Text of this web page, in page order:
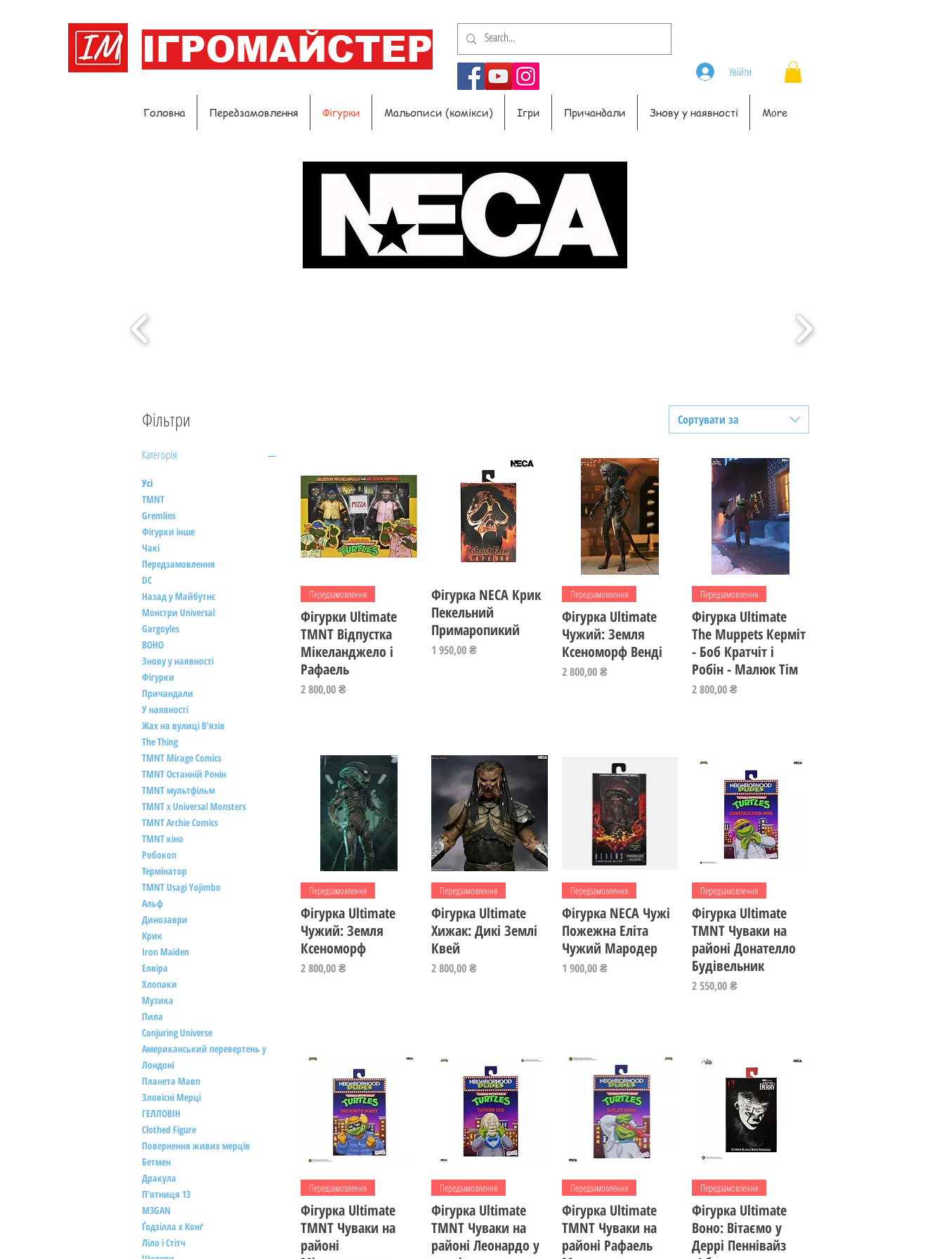
ІГРОМАЙСТЕР
Увійти
Головна Передзамовлення Фігурки Мальописи (комікси) Ігри Причандали Знову у наявності More
Фільтри
Категорія
Усі
TMNT
Gremlins
Фігурки інше
Чакі
Передзамовлення
DC
Назад у Майбутнє
Монстри Universal
Gargoyles
ВОНО
Знову у наявності
Фігурки
Причандали
У наявності
Жах на вулиці В'язів
The Thing
TMNT Mirage Comics
TMNT Останній Ронін
TMNT мультфільм
TMNT x Universal Monsters
TMNT Archie Comics
TMNT кіно
Робокоп
Термінатор
TMNT Usagi Yojimbo
Альф
Динозаври
Крик
Iron Maiden
Елвіра
Хлопаки
Музика
Пила
Conjuring Universe
Американський перевертень у
Лондоні
Планета Мавп
Зловісні Мерці
ГЕЛЛОВІН
Clothed Figure
Повернення живих мерців
Бетмен
Дракула
П'ятниця 13
M3GAN
Ґодзілла х Конґ
Ліло і Стітч
Сортувати за
Швидкий перегляд
Передзамовлення
Фігурки Ultimate
TMNT Відпустка
Мікеланджело і
Рафаель
Ціна
2 800,00 ₴
Швидкий перегляд
Фігурка NECA Крик
Пекельний
Примаропикий
Ціна
1 950,00 ₴
Швидкий перегляд
Передзамовлення
Фігурка Ultimate
Чужий: Земля
Ксеноморф Венді
Ціна
2 800,00 ₴
Швидкий перегляд
Передзамовлення
Фігурка Ultimate
The Muppets Керміт
- Боб Кратчіт і
Робін - Малюк Тім
Ціна
2 800,00 ₴
Швидкий перегляд
Передзамовлення
Фігурка Ultimate
Чужий: Земля
Ксеноморф
Ціна
2 800,00 ₴
Швидкий перегляд
Передзамовлення
Фігурка Ultimate
Хижак: Дикі Землі
Квей
Ціна
2 800,00 ₴
Швидкий перегляд
Передзамовлення
Фігурка NECA Чужі
Пожежна Еліта
Чужий Мародер
Ціна
1 900,00 ₴
Швидкий перегляд
Передзамовлення
Фігурка Ultimate
TMNT Чуваки на
районі Донателло
Будівельник
Ціна
2 550,00 ₴
Швидкий перегляд
Передзамовлення
Фігурка Ultimate
TMNT Чуваки на
районі
Швидкий перегляд
Передзамовлення
Фігурка Ultimate
TMNT Чуваки на
районі Леонардо у
Швидкий перегляд
Передзамовлення
Фігурка Ultimate
TMNT Чуваки на
районі Рафаель
Швидкий перегляд
Передзамовлення
Фігурка Ultimate
Воно: Вітаємо у
Деррі Пеннівайз